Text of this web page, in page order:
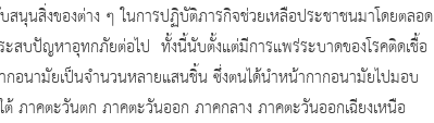
นสิ่งของต่าง ๆ ในการปฏิบัติภารกิจช่วยเหลือประชาชนมาโดยตลอด
สบปัญหาอุทกภัยต่อไป ทั้งนี้นับตั้งแต่มีการแพร่ระบาดของโรคติดเชื้อ
อนามัยเป็นจำนวนหลายแสนชิ้น ซึ่งตนได้นำหน้ากากอนามัยไปมอบ
ภาคตะวันตก ภาคตะวันออก ภาคกลาง ภาคตะวันออกเฉียงเหนือ